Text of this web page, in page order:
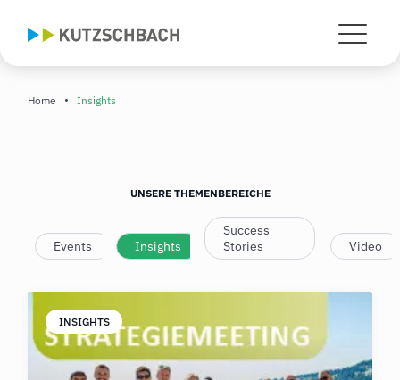
Home Insights
UNSERE THEMENBEREICHE
Events Insights
Success
Stories
Video
INSIGHTS